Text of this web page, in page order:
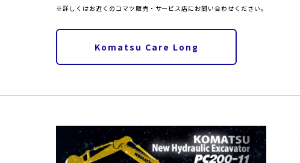
※詳しくはお近くのコマツ販売・サービス店にお問い合わせください。
Komatsu Care Long